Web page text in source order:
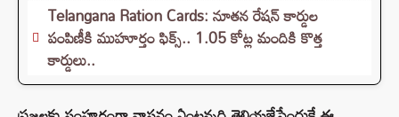
Telangana Ration Cards: నూతన రేషన్ కార్డుల
పంపిణీకి ముహూర్తం ఫిక్స్‌.. 1.05 కోట్ల మందికి కొత్త
కార్డులు..